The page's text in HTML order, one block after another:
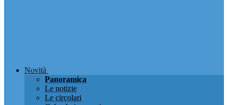
Novità
Panoramica
Le notizie
Le circolari